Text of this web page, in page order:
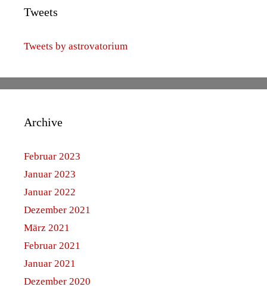
Tweets
Tweets by astrovatorium
Archive
Februar 2023
Januar 2023
Januar 2022
Dezember 2021
März 2021
Februar 2021
Januar 2021
Dezember 2020